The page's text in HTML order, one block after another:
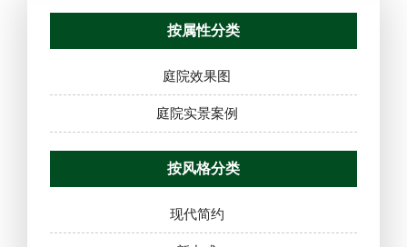
按属性分类
庭院效果图
庭院实景案例
按风格分类
现代简约